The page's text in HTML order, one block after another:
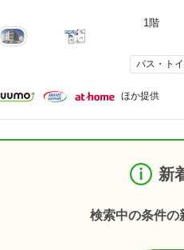
1階
バス・ト
ほか提供
新
検索中の条件の